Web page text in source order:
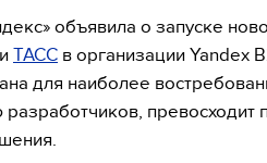
объявила о запуске
ТАСС в организации Yandex
для наиболее
превосходит